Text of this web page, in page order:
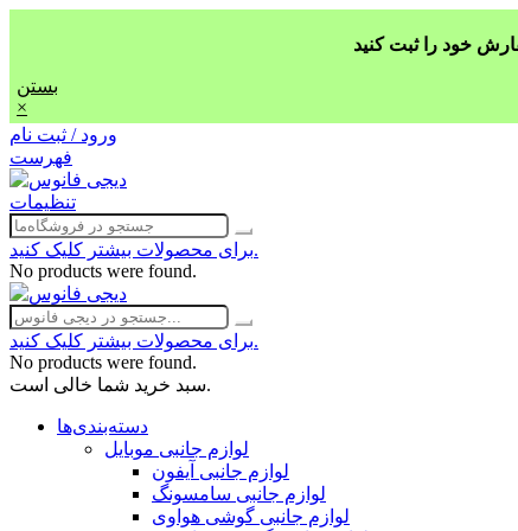
بستن
×
ورود / ثبت نام
فهرست
تنظیمات
برای محصولات بیشتر کلیک کنید.
No products were found.
برای محصولات بیشتر کلیک کنید.
No products were found.
سبد خرید شما خالی است.
دسته‌بندی‌ها
لوازم جانبی موبایل
لوازم جانبی آیفون
لوازم جانبی سامسونگ
لوازم جانبی گوشی هواوی